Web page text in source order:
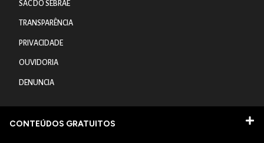
SAC DO SEBRAE
TRANSPARÊNCIA
PRIVACIDADE
OUVIDORIA
DENUNCIA
CONTEÚDOS GRATUITOS